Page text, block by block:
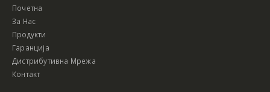
Почетна
За Нас
Продукти
Гаранција
Дистрибутивна Мрежа
Контакт